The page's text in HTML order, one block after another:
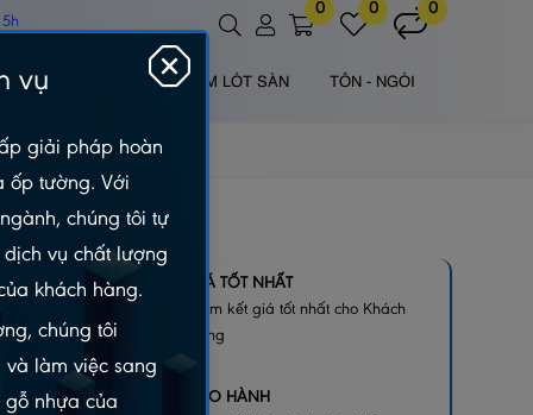
0 0 0
NGOÀI TRỜI TẤM LÓT SÀN TÔN - NGÓI
-
GIÁ TỐT NHẤT
Cam kết giá tốt nhất cho Khách
hàng
BẢO HÀNH
vụ
giải pháp hoàn
ốp tường. Với
chúng tôi tự
vụ chất lượng
khách hàng.
chúng tôi
làm việc sang
gỗ nhựa của